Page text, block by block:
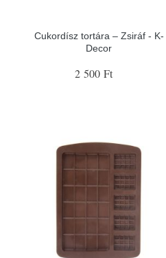
Cukordísz tortára – Zsiráf - K-
Decor
2 500 Ft